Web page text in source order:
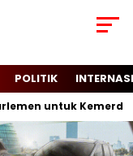
POLITIK
untuk